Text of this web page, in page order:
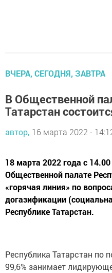
ВЧЕРА, СЕГОДНЯ, ЗАВТРА
В Общественной
Татарстан
автор, 16 марта 2022 -
18 марта 2022 года с
Общественной палате
«горячая линия» по
догазификации
Республике Татарстан.
Республика Татарстан по
99,6% занимает